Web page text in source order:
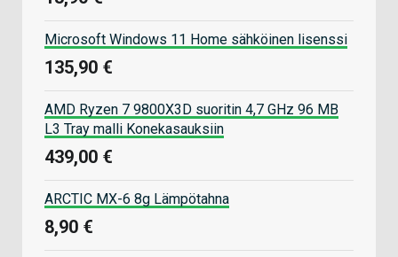
Microsoft Windows 11 Home sähköinen lisenssi
135,90 €
AMD Ryzen 7 9800X3D suoritin 4,7 GHz 96 MB
L3 Tray malli Konekasauksiin
439,00 €
ARCTIC MX-6 8g Lämpötahna
8,90 €